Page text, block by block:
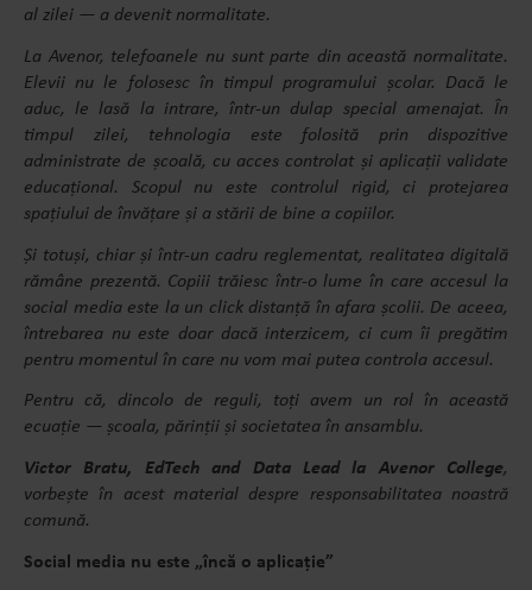
al zilei — a devenit normalitate.
La Avenor, telefoanele nu sunt parte din această normalitate.
Elevii nu le folosesc în timpul programului școlar. Dacă le
aduc, le lasă la intrare, într-un dulap special amenajat. În
timpul zilei, tehnologia este folosită prin dispozitive
administrate de școală, cu acces controlat și aplicații validate
educațional. Scopul nu este controlul rigid, ci protejarea
spațiului de învățare și a stării de bine a copiilor.
Și totuși, chiar și într-un cadru reglementat, realitatea digitală
rămâne prezentă. Copiii trăiesc într-o lume în care accesul la
social media este la un click distanță în afara școlii. De aceea,
întrebarea nu este doar dacă interzicem, ci cum îi pregătim
pentru momentul în care nu vom mai putea controla accesul.
Pentru că, dincolo de reguli, toți avem un rol în această
ecuație — școala, părinții și societatea în ansamblu.
Victor Bratu, EdTech and Data Lead la Avenor College,
vorbește în acest material despre responsabilitatea noastră
comună.
Social media nu este „încă o aplicație”